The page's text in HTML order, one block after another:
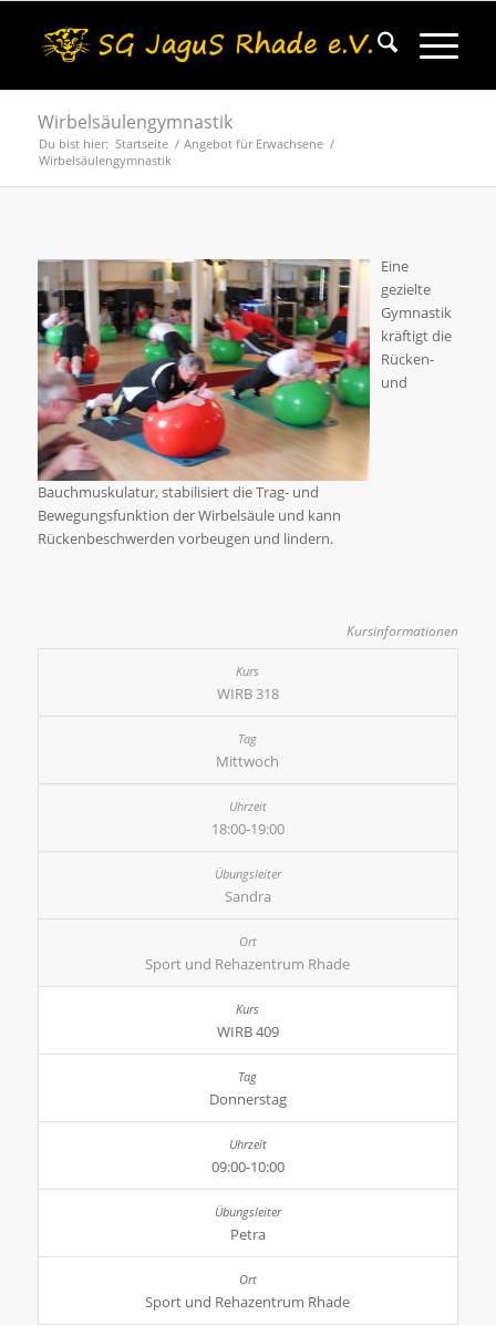
Wirbelsäulengymnastik
Du bist hier: Startseite / Angebot für Erwachsene /
Wirbelsäulengymnastik
Eine
gezielte
Gymnastik
kräftigt die
Rücken-
und
Bauchmuskulatur, stabilisiert die Trag- und
Bewegungsfunktion der Wirbelsäule und kann
Rückenbeschwerden vorbeugen und lindern.
Kursinformationen
WIRB 318
Mittwoch
18:00-19:00
Sandra
Sport und Rehazentrum Rhade
WIRB 409
Donnerstag
09:00-10:00
Petra
Sport und Rehazentrum Rhade